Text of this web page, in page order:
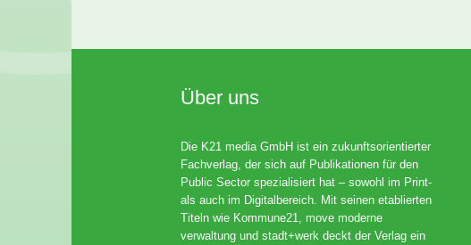
Über uns
Die K21 media GmbH ist ein zukunftsorientierter
Fachverlag, der sich auf Publikationen für den
Public Sector spezialisiert hat – sowohl im Print-
als auch im Digitalbereich. Mit seinen etablierten
Titeln wie Kommune21, move moderne
verwaltung und stadt+werk deckt der Verlag ein